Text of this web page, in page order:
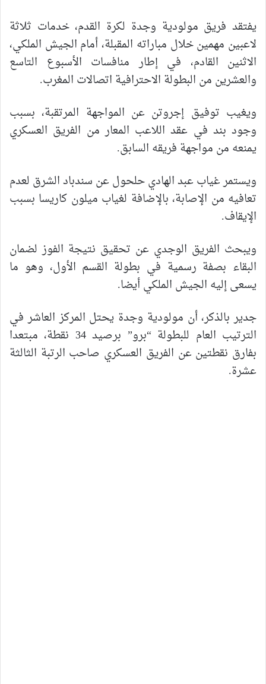
يفتقد فريق مولودية وجدة لكرة القدم، خدمات ثلاثة
لاعبين مهمين خلال مباراته المقبلة، أمام الجيش الملكي،
الاثنين القادم، في إطار منافسات الأسبوع التاسع
والعشرين من البطولة الاحترافية اتصالات المغرب.
ويغيب توفيق إجروتن عن المواجهة المرتقبة، بسبب
وجود بند في عقد اللاعب المعار من الفريق العسكري
يمنعه من مواجهة فريقه السابق.
ويستمر غياب عبد الهادي حلحول عن سندباد الشرق لعدم
تعافيه من الإصابة، بالإضافة لغياب ميلون كاريسا بسبب
الإيقاف.
ويبحث الفريق الوجدي عن تحقيق نتيجة الفوز لضمان
البقاء بصفة رسمية في بطولة القسم الأول، وهو ما
يسعى إليه الجيش الملكي أيضا.
جدير بالذكر، أن مولودية وجدة يحتل المركز العاشر في
الترتيب العام للبطولة “برو” برصيد 34 نقطة، مبتعدا
بفارق نقطتين عن الفريق العسكري صاحب الرتبة الثالثة
عشرة.